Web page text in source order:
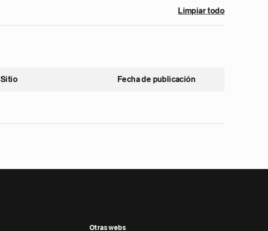
Limpiar todo
Sitio Fecha de publicación
Otras webs